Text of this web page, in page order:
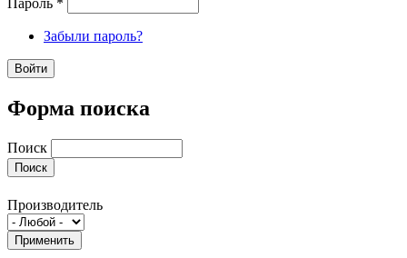
Пароль *
Забыли пароль?
Форма поиска
Поиск
Производитель